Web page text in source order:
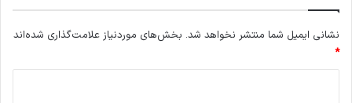
نشانی ایمیل شما منتشر نخواهد شد. بخش‌های موردنیاز علامت‌گذاری شده‌اند
*